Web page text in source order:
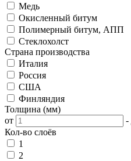
Медь
Окисленный битум
Полимерный битум, АПП
Стеклохолст
Страна производства
Италия
Россия
США
Финляндия
Толщина (мм)
от
-
Кол-во слоёв
1
2